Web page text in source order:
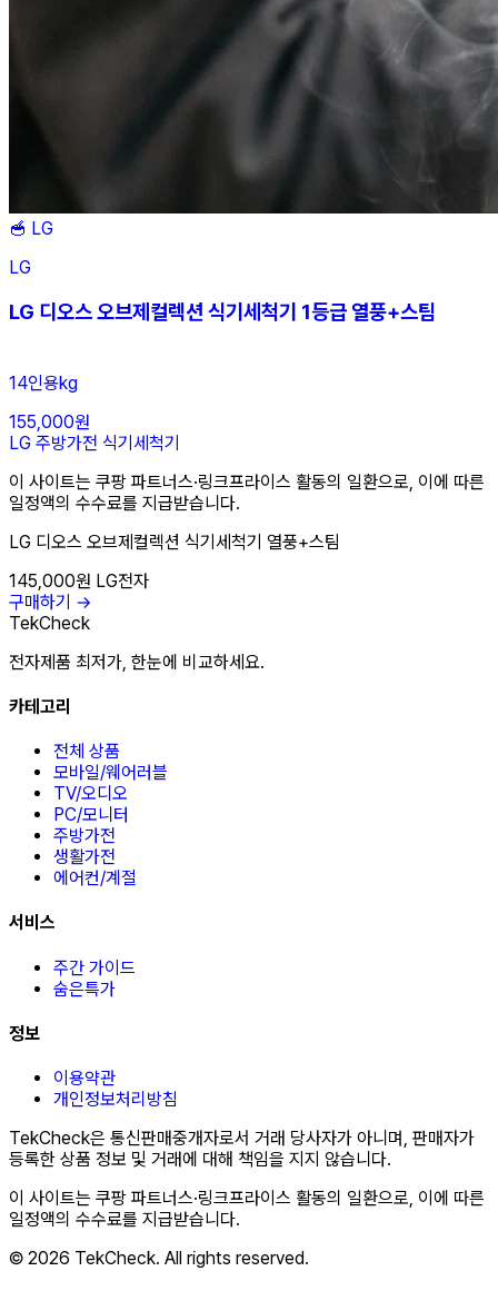
🥣 LG
LG
LG 디오스 오브제컬렉션 식기세척기 1등급 열풍+스팀
14인용kg
155,000원
LG 주방가전 식기세척기
이 사이트는 쿠팡 파트너스·링크프라이스 활동의 일환으로, 이에 따른
일정액의 수수료를 지급받습니다.
LG 디오스 오브제컬렉션 식기세척기 열풍+스팀
145,000원 LG전자
구매하기 →
TekCheck
전자제품 최저가, 한눈에 비교하세요.
카테고리
전체 상품
모바일/웨어러블
TV/오디오
PC/모니터
주방가전
생활가전
에어컨/계절
서비스
주간 가이드
숨은특가
정보
이용약관
개인정보처리방침
TekCheck은 통신판매중개자로서 거래 당사자가 아니며, 판매자가
등록한 상품 정보 및 거래에 대해 책임을 지지 않습니다.
이 사이트는 쿠팡 파트너스·링크프라이스 활동의 일환으로, 이에 따른
일정액의 수수료를 지급받습니다.
© 2026 TekCheck. All rights reserved.